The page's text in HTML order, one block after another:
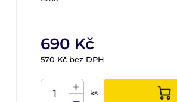
690 Kč
570 Kč bez DPH
ks